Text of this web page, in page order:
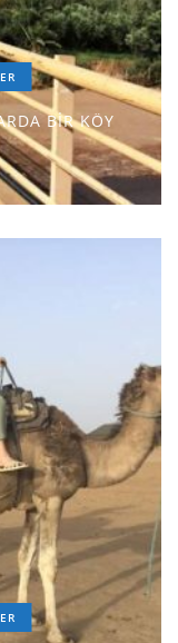
BİR KÖY